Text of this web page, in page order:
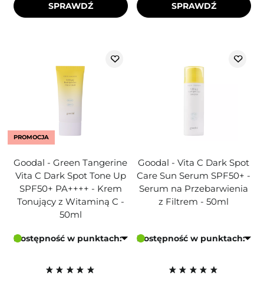
SPRAWDŹ SPRAWDŹ
PROMOCJA
Goodal - Green Tangerine
Vita C Dark Spot Tone Up
SPF50+ PA++++ - Krem
Tonujący z Witaminą C -
50ml
Dostępność w punktach:
Goodal - Vita C Dark Spot
Care Sun Serum SPF50+ -
Serum na Przebarwienia
z Filtrem - 50ml
Dostępność w punktach: